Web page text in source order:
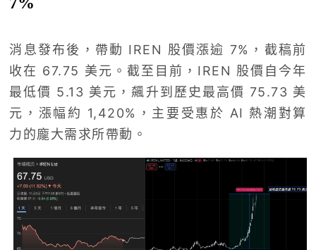
消息發布後，帶動 IREN 股價漲逾 7%，截稿前
收在 67.75 美元。截至目前，IREN 股價自今年
最低價 5.13 美元，飆升到歷史最高價 75.73 美
元，漲幅約 1,420%，主要受惠於 AI 熱潮對算
力的龐大需求所帶動。